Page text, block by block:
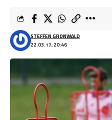
22.03.17, 20:46
STEFFEN GRONWALD